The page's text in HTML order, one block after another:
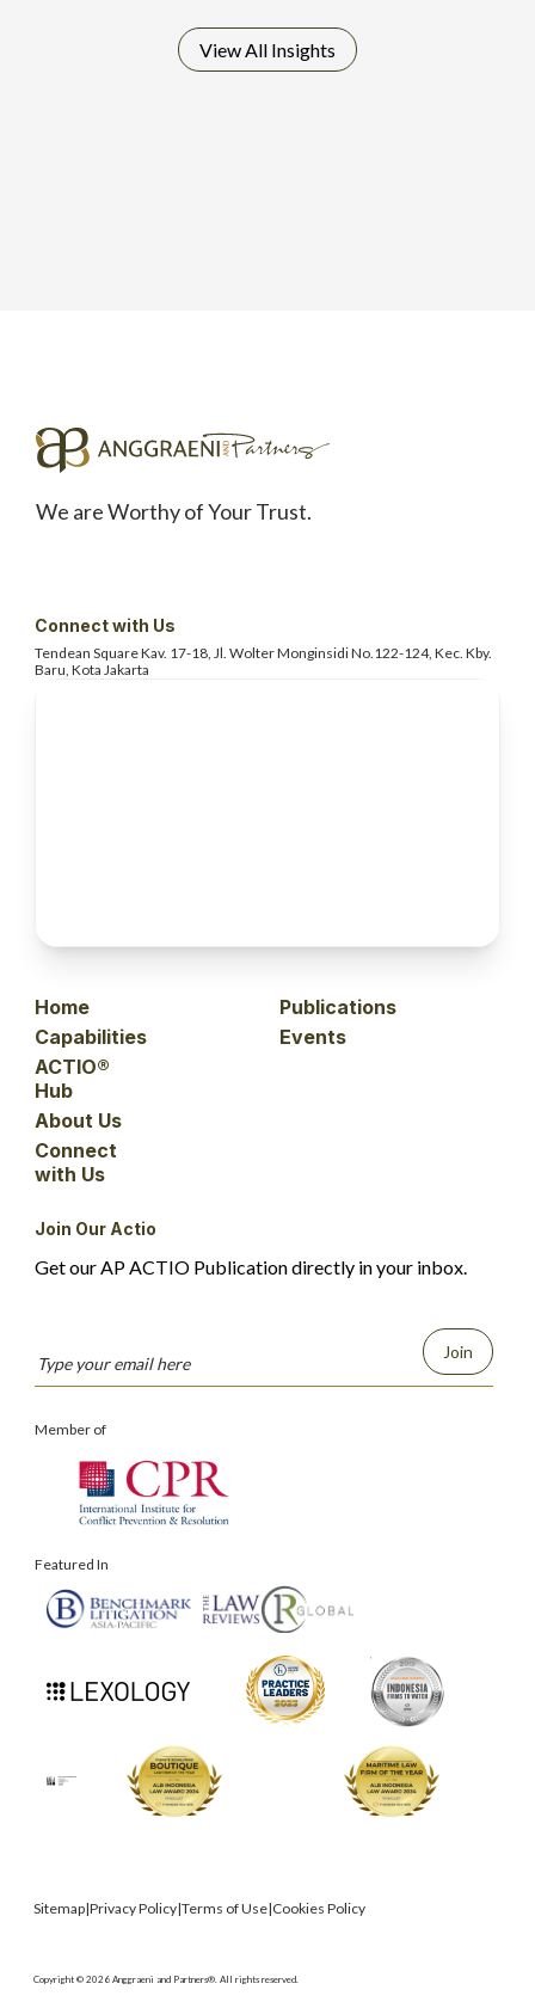
View All Insights
We are Worthy of Your Trust.
Connect with Us
Tendean Square Kav. 17-18, Jl. WolterMonginsidi No.122-124, Kec. Kby.
Baru, Kota Jakarta
Home
Capabilities
ACTIO®
Hub
About Us
Connect
with Us
Publications
Events
Join Our Actio
Get our AP ACTIO Publication directly in your inbox.
Join
Member of
Featured In
Copyright © 2026 Anggraeni and Partners®. All rights reserved.
Sitemap|Privacy Policy|Terms of Use|Cookies Policy